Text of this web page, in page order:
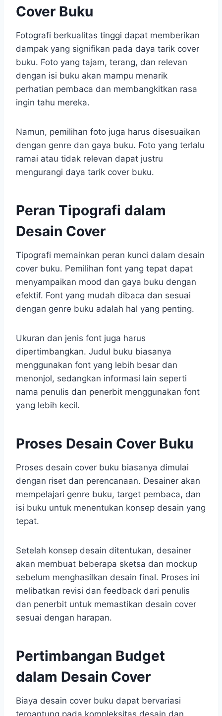
Cover Buku
Fotografi berkualitas tinggi dapat memberikan
dampak yang signifikan pada daya tarik cover
buku. Foto yang tajam, terang, dan relevan
dengan isi buku akan mampu menarik
perhatian pembaca dan membangkitkan rasa
ingin tahu mereka.
Namun, pemilihan foto juga harus disesuaikan
dengan genre dan gaya buku. Foto yang terlalu
ramai atau tidak relevan dapat justru
mengurangi daya tarik cover buku.
Peran Tipografi dalam
Desain Cover
Tipografi memainkan peran kunci dalam desain
cover buku. Pemilihan font yang tepat dapat
menyampaikan mood dan gaya buku dengan
efektif. Font yang mudah dibaca dan sesuai
dengan genre buku adalah hal yang penting.
Ukuran dan jenis font juga harus
dipertimbangkan. Judul buku biasanya
menggunakan font yang lebih besar dan
menonjol, sedangkan informasi lain seperti
nama penulis dan penerbit menggunakan font
yang lebih kecil.
Proses Desain Cover Buku
Proses desain cover buku biasanya dimulai
dengan riset dan perencanaan. Desainer akan
mempelajari genre buku, target pembaca, dan
isi buku untuk menentukan konsep desain yang
tepat.
Setelah konsep desain ditentukan, desainer
akan membuat beberapa sketsa dan mockup
sebelum menghasilkan desain final. Proses ini
melibatkan revisi dan feedback dari penulis
dan penerbit untuk memastikan desain cover
sesuai dengan harapan.
Pertimbangan Budget
dalam Desain Cover
Biaya desain cover buku dapat bervariasi